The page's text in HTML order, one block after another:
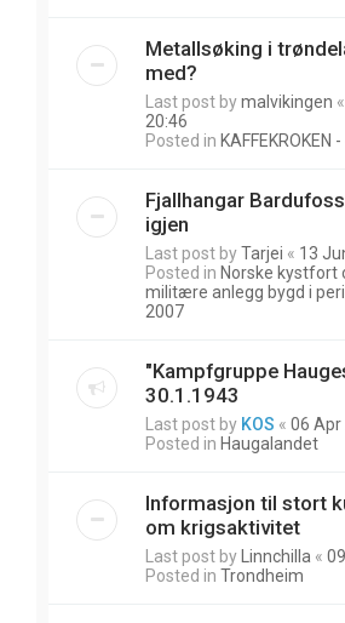
Metallsøking i
med?
Last post bymalvikingen «
20:46
Posted in KAFFEKROKEN
Fjallhangar
igjen
Last post byTarjei « 13
Posted in Norske kystfort
militære anlegg bygd i
2007
"Kampfgruppe
30.1.1943
Last post by KOS « 06 Apr
Posted in Haugalandet
Informasjon til stort
om krigsaktivitet
Last post by Linnchilla «
Posted in Trondheim